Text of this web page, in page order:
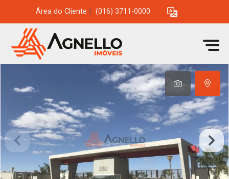
Área do Cliente (016) 3711-0000